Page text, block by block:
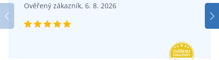
Ověřený zákazník, 6. 8. 2026